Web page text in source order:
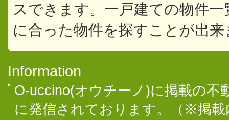
スできます。一戸建ての物件
に合った物件を探すことが出来
Information
O-uccino(オウチーノ)に掲載の不
に発信されております。（※掲